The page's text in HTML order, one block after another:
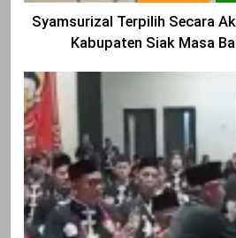
Syamsurizal Terpilih Secara
Kabupaten Siak Masa